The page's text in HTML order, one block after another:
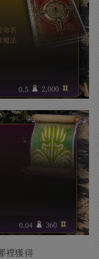
裡獲得